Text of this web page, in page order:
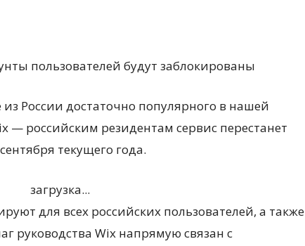
России достаточно популярного в нашей
— российским резидентам сервис перестанет
текущего года.
загрузка...
для всех российских пользователей, а также
руководства Wix напрямую связан с